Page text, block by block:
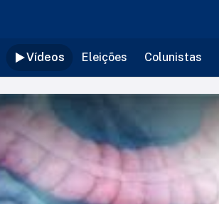
Vídeos Eleições Colunistas